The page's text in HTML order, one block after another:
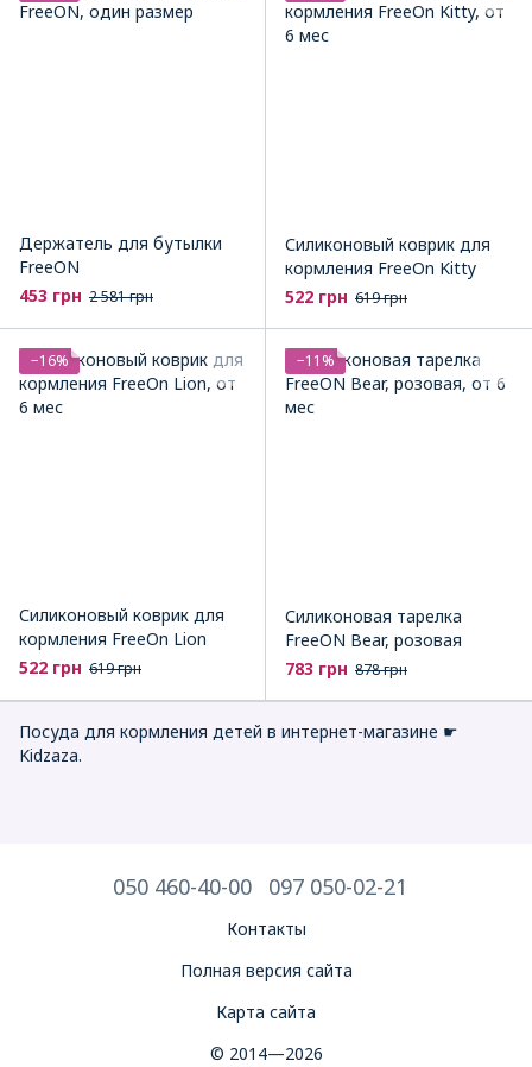
Держатель для бутылки
FreeON
453 грн 2 581 грн
Силиконовый коврик для
кормления FreeOn Kitty
522 грн 619 грн
−16%
Силиконовый коврик для
кормления FreeOn Lion
522 грн 619 грн
−11%
Силиконовая тарелка
FreeON Bear, розовая
783 грн 878 грн
Посуда для кормления детей в интернет-магазине ☛
Kidzaza.
050 460-40-00 097 050-02-21
Контакты
Полная версия сайта
Карта сайта
© 2014—2026